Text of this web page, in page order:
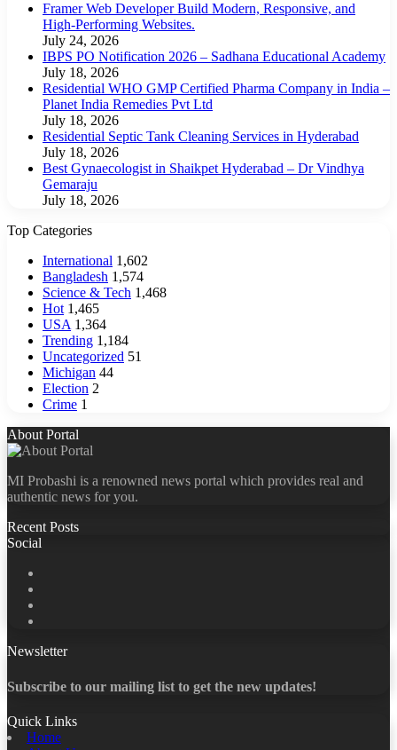
Framer Web Developer Build Modern, Responsive, and
High-Performing Websites.
July 24, 2026
IBPS PO Notification 2026 – Sadhana Educational Academy
July 18, 2026
Residential WHO GMP Certified Pharma Company in India –
Planet India Remedies Pvt Ltd
July 18, 2026
Residential Septic Tank Cleaning Services in Hyderabad
July 18, 2026
Best Gynaecologist in Shaikpet Hyderabad – Dr Vindhya
Gemaraju
July 18, 2026
Top Categories
International 1,602
Bangladesh 1,574
Science & Tech 1,468
Hot 1,465
USA 1,364
Trending 1,184
Uncategorized 51
Michigan 44
Election 2
Crime 1
About Portal
MI Probashi is a renowned news portal which provides real and
authentic news for you.
Recent Posts
Social
Newsletter
Subscribe to our mailing list to get the new updates!
Quick Links
Home